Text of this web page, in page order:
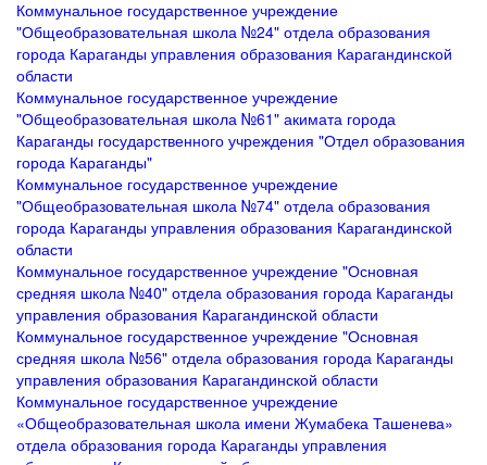
Коммунальное государственное учреждение
"Общеобразовательная школа №24" отдела образования
города Караганды управления образования Карагандинской
области
Коммунальное государственное учреждение
"Общеобразовательная школа №61" акимата города
Караганды государственного учреждения "Отдел образования
города Караганды"
Коммунальное государственное учреждение
"Общеобразовательная школа №74" отдела образования
города Караганды управления образования Карагандинской
области
Коммунальное государственное учреждение "Основная
средняя школа №40" отдела образования города Караганды
управления образования Карагандинской области
Коммунальное государственное учреждение "Основная
средняя школа №56" отдела образования города Караганды
управления образования Карагандинской области
Коммунальное государственное учреждение
«Общеобразовательная школа имени Жумабека Ташенева»
отдела образования города Караганды управления